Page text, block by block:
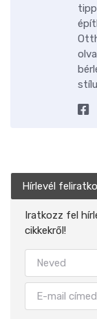
Hírlevél
Iratkozz fel
cikkekről!